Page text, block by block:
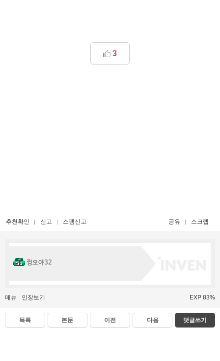
3
추천확인 신고 스팸신고 공유 스크랩
찡오야32
메뉴 인장보기 EXP 83%
목록 본문 이전 다음 댓글쓰기